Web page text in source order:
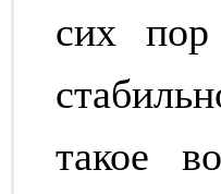
сих
такое